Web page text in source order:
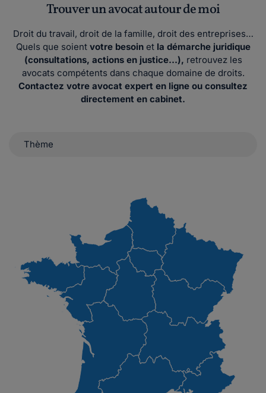
Trouver un avocat autour de moi
Droit du travail, droit de la famille, droit des entreprises…
Quels que soient votre besoinet la démarche juridique
(consultations, actions en justice…), retrouvez les
avocats compétents dans chaque domaine de droits.
Contactez votre avocat expert en ligne ou consultez
directement en cabinet.
Thème